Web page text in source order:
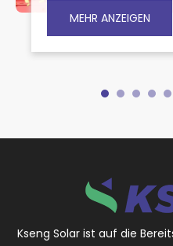
Xiamen und
voraussichtlich eine
Schritt in Richtung
MEHR ANZEIGEN
Kseng Solar ist auf die